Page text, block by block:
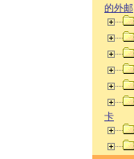
的外邮
卡